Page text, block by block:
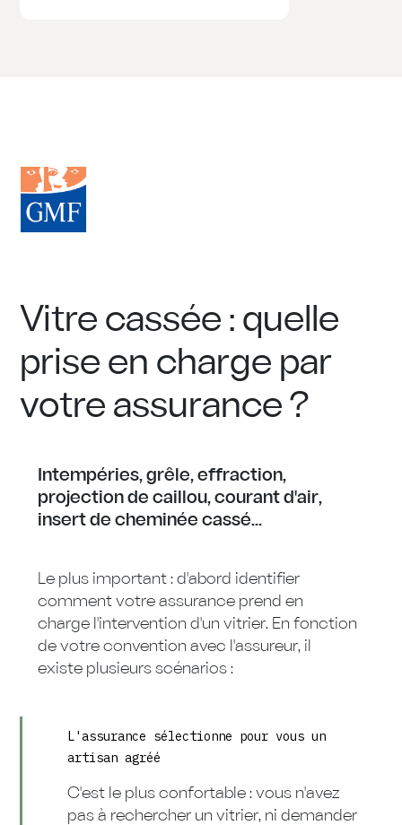
Vitre cassée : quelle
prise en charge par
votre assurance ?
Intempéries, grêle, effraction,
projection de caillou, courant d'air,
insert de cheminée cassé...
Le plus important : d'abord identifier
comment votre assurance prend en
charge l'intervention d'un vitrier. En fonction
de votre convention avec l'assureur, il
existe plusieurs scénarios :
L'assurance sélectionne pour vous un
artisan agréé
C'est le plus confortable : vous n'avez
pas à rechercher un vitrier, ni demander